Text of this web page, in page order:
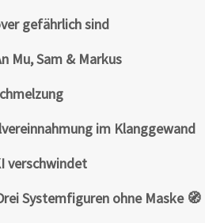
gefährlich sind
Mu, Sam & Markus
im Klanggewand
verschwindet
Systemfiguren ohne Maske 🧭